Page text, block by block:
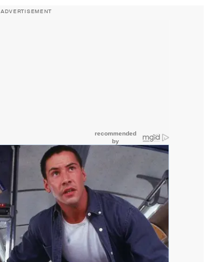
ADVERTISEMENT